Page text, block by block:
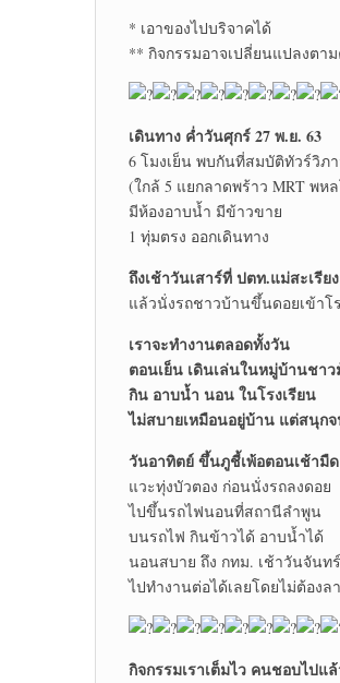
* เอาของไปบริจาคได้
** กิจกรรมอาจเปลี่ยนแปลงตา
เดินทาง ค่ำวันศุกร์ 27 พ.ย. 63
6 โมงเย็น พบกันที่สมบัติทัวร์วิภ
(ใกล้ 5 แยกลาดพร้าว MRT พห
มีห้องอาบน้ำ มีข้าวขาย
1 ทุ่มตรง ออกเดินทาง
ถึงเช้าวันเสาร์ที่ ปตท.แม่สะเรียง
แล้วนั่งรถชาวบ้านขึ้นดอยเข้าโ
เราจะทำงานตลอดทั้งวัน
ตอนเย็น เดินเล่นในหมู่บ้านชาว
กิน อาบน้ำ นอน ในโรงเรียน
ไม่สบายเหมือนอยู่บ้าน แต่สนุก
วันอาทิตย์ ขึ้นภูชี้เพ้อตอนเช้ามืด
แวะทุ่งบัวตอง ก่อนนั่งรถลงดอย
ไปขึ้นรถไฟนอนที่สถานีลำพูน
บนรถไฟ กินข้าวได้ อาบน้ำได้
นอนสบาย ถึง กทม. เช้าวันจันท
ไปทำงานต่อได้เลยโดยไม่ต้องล
กิจกรรมเราเต็มไว คนชอบไปแ